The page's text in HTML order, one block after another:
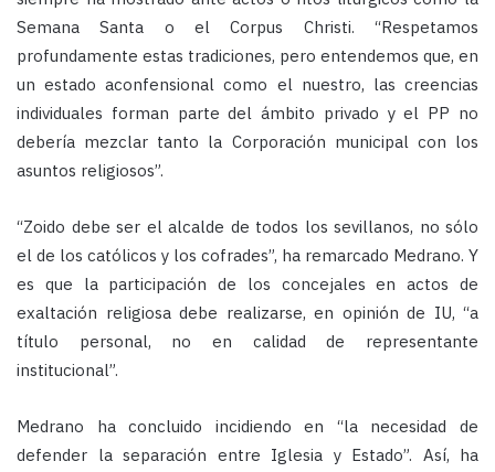
Semana Santa o el Corpus Christi. “Respetamos
profundamente estas tradiciones, pero entendemos que, en
un estado aconfensional como el nuestro, las creencias
individuales forman parte del ámbito privado y el PP no
debería mezclar tanto la Corporación municipal con los
asuntos religiosos”.
“Zoido debe ser el alcalde de todos los sevillanos, no sólo
el de los católicos y los cofrades”, ha remarcado Medrano. Y
es que la participación de los concejales en actos de
exaltación religiosa debe realizarse, en opinión de IU, “a
título personal, no en calidad de representante
institucional”.
Medrano ha concluido incidiendo en “la necesidad de
defender la separación entre Iglesia y Estado”. Así, ha